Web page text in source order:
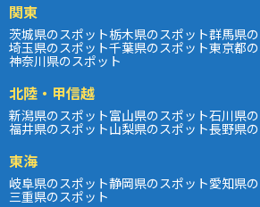
関東
茨城県のスポット栃木県のスポット群馬県
埼玉県のスポット千葉県のスポット東京都
神奈川県のスポット
北陸・甲信越
新潟県のスポット富山県のスポット石川県
福井県のスポット山梨県のスポット長野県
東海
岐阜県のスポット静岡県のスポット愛知県
三重県のスポット